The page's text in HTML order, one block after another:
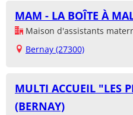
MAM - LA BOÎTE À
Maison d'assistants
Bernay (27300)
MULTI ACCUEIL "LES
(BERNAY)